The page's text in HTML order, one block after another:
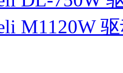
M1120W